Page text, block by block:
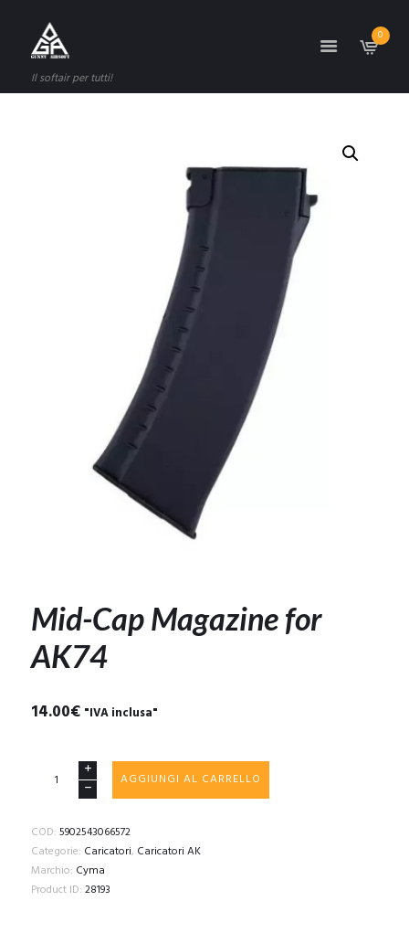
Il softair per tutti!
0
Mid-Cap Magazine for
AK74
14.00€ "IVA inclusa"
for
AK74
quantità
AGGIUNGI AL CARRELLO
COD: 5902543066572
Categorie: Caricatori, Caricatori AK
Marchio: Cyma
Product ID: 28193